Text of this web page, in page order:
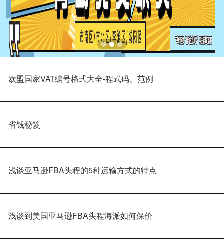
欧盟国家VAT编号格式大全-程式码、范例
省钱秘笈
浅谈亚马逊FBA头程的5种运输方式的特点
浅谈到美国亚马逊FBA头程海派如何保价